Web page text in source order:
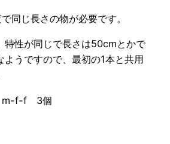
同じ長さの物が必要です。
特性が同じで長さは50cmとかで
ようですので、最初の1本と共用
m-f-f 3個